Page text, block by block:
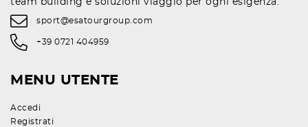
team building e soluzioni viaggio per ogni esigenza.
sport@esatourgroup.com
+39 0721 404959
MENU UTENTE
Accedi
Registrati